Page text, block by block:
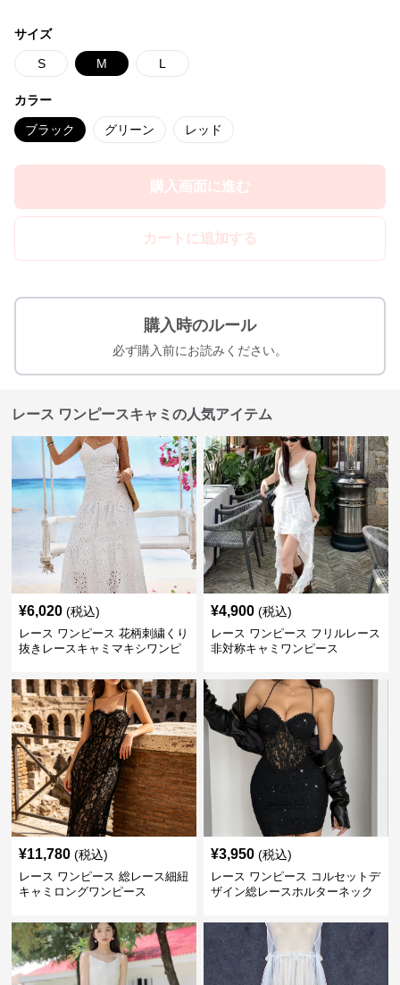
サイズ
S M L
カラー
ブラック グリーン レッド
購入画面に進む
カートに追加する
購入時のルール
必ず購入前にお読みください。
レース ワンピースキャミの人気アイテム
¥6,020 (税込)
レース ワンピース 花柄刺繍くり
抜きレースキャミマキシワンピ
¥4,900 (税込)
レース ワンピース フリルレース
非対称キャミワンピース
¥11,780 (税込)
レース ワンピース 総レース細紐
キャミロングワンピース
¥3,950 (税込)
レース ワンピース コルセットデ
ザイン総レースホルターネック